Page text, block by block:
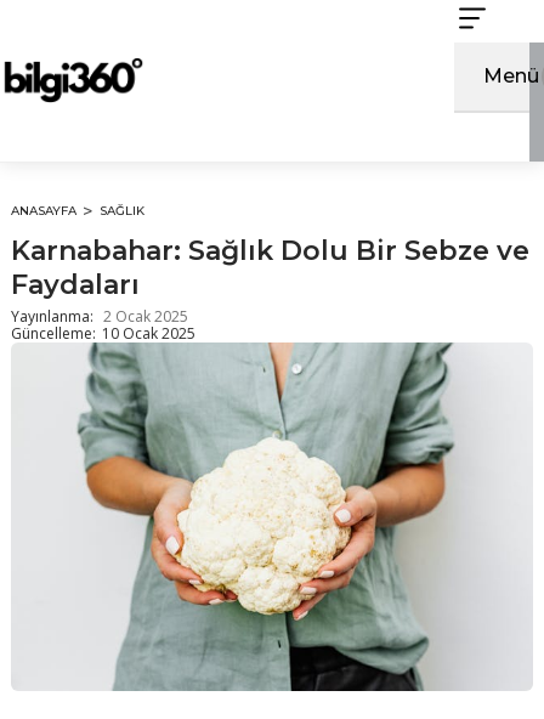
Menü
ANASAYFA SAĞLIK
Karnabahar: Sağlık Dolu Bir Sebze ve
Faydaları
Yayınlanma: 2 Ocak 2025
Güncelleme: 10 Ocak 2025